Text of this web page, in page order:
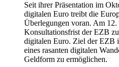
Seit ihrer Präsentation im
digitalen Euro treibt die
Überlegungen voran. Am 12.
Konsultationsfrist der EZB
digitalen Euro. Ziel der EZB
eines rasanten digitalen
Geldform zu ermöglichen.